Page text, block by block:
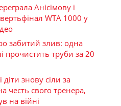
Анісімову і
WTA 1000 у
забитий злив: одна
прочистить труби за 20
знову сіли за
честь свого тренера,
на війні